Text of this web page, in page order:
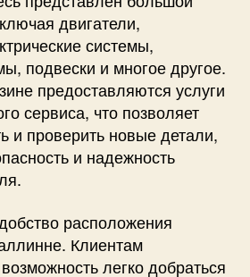
двигатели,
системы,
подвески и многое другое.
предоставляются услуги
сервиса, что позволяет
и проверить новые детали,
и надежность
расположения
Клиентам
легко добраться